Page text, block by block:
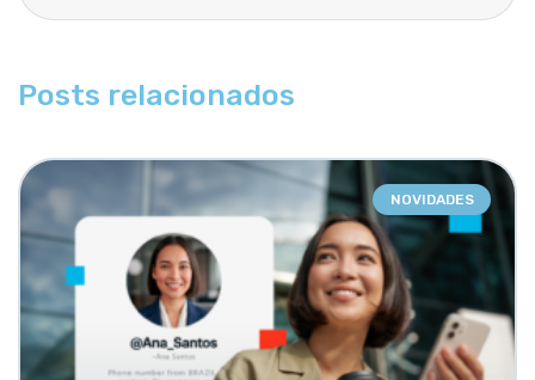
Posts relacionados
NOVIDADES